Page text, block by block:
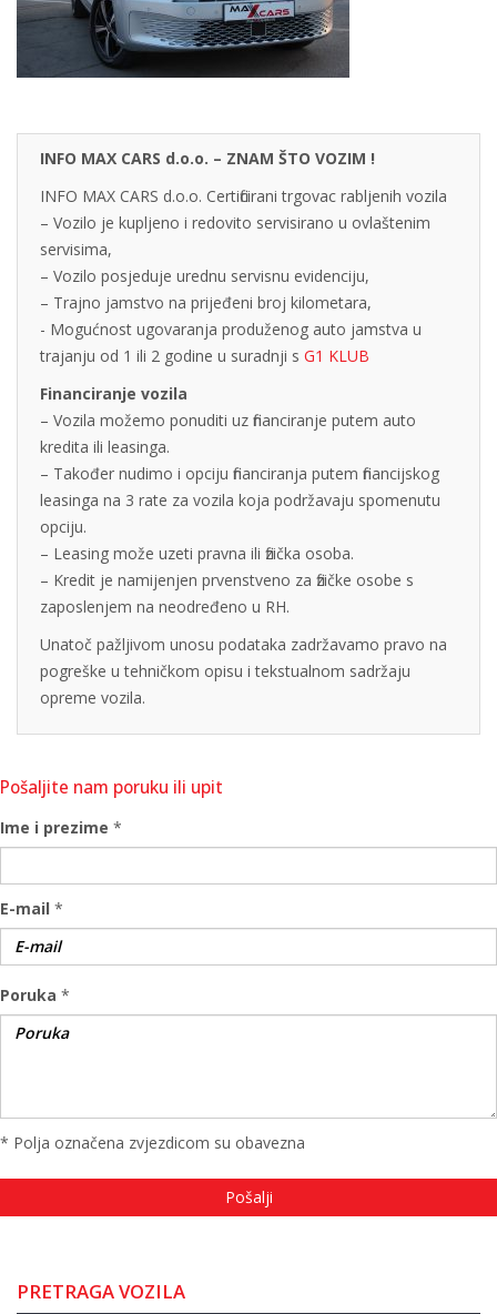
INFO MAX CARS d.o.o. – ZNAM ŠTO VOZIM !
INFO MAX CARS d.o.o. Certificirani trgovac rabljenih vozila
– Vozilo je kupljeno i redovito servisirano u ovlaštenim
servisima,
– Vozilo posjeduje urednu servisnu evidenciju,
– Trajno jamstvo na prijeđeni broj kilometara,
- Mogućnost ugovaranja produženog auto jamstva u
trajanju od 1 ili 2 godine u suradnji s G1 KLUB
Financiranje vozila
– Vozila možemo ponuditi uz financiranje putem auto
kredita ili leasinga.
– Također nudimo i opciju financiranja putem financijskog
leasinga na 3 rate za vozila koja podržavaju spomenutu
opciju.
– Leasing može uzeti pravna ili fizička osoba.
– Kredit je namijenjen prvenstveno za fizičke osobe s
zaposlenjem na neodređeno u RH.
Unatoč pažljivom unosu podataka zadržavamo pravo na
pogreške u tehničkom opisu i tekstualnom sadržaju
opreme vozila.
Pošaljite nam poruku ili upit
Ime i prezime *
E-mail *
Poruka *
* Polja označena zvjezdicom su obavezna
PRETRAGA VOZILA